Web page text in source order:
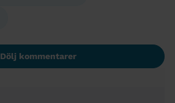
Dölj kommentarer